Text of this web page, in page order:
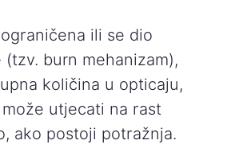
ili se dio
burn mehanizam),
količina u opticaju,
utjecati na rast
ako postoji potražnja.